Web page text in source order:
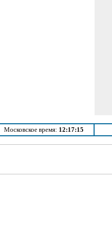
Московское время: 12:17:15